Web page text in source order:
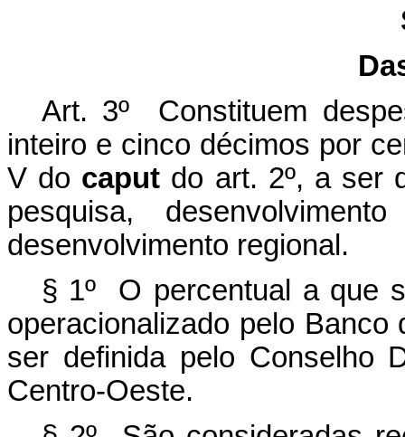
Art. 3º Constituem
inteiro e cinco décimos por
V do caput do art. 2º, a ser
pesquisa,
desenvolvimento regional.
§ 1º O percentual a que
operacionalizado pelo
ser definida pelo Conselho
Centro-Oeste.